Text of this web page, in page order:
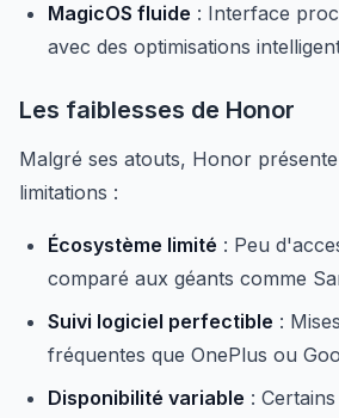
MagicOS fluide : Interface
avec des optimisations
Les faiblesses de Honor
Malgré ses atouts, Honor
limitations :
Écosystème limité : Peu
comparé aux géants comme
Suivi logiciel perfectible :
fréquentes que OnePlus ou
Disponibilité variable :